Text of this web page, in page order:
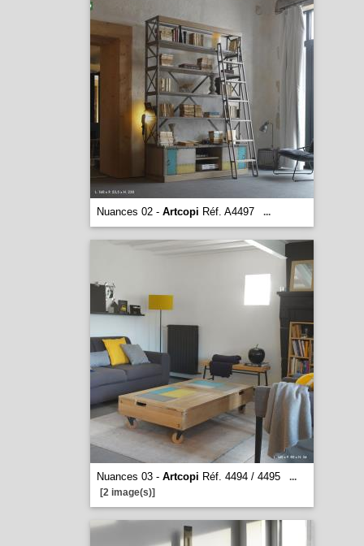
Nuances 02 - Artcopi Réf. A4497 ...
Nuances 03 - Artcopi Réf. 4494 / 4495
...
[2 image(s)]